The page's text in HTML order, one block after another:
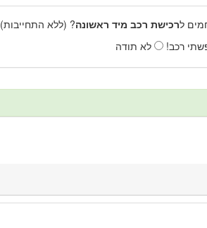
לרכישת רכב מיד ראשונה? (ללא התחייבות)
רכב!
לא תודה